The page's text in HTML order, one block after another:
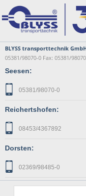
BLYSS transporttechnik
05381/98070-0 Fax: 05381/
Seesen:
05381/98070-0
Reichertshofen:
08453/4367892
Dorsten:
02369/98485-0